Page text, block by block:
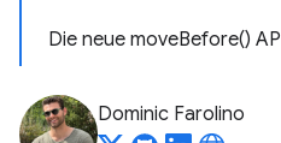
Die neue moveBefore()
Dominic Farolino